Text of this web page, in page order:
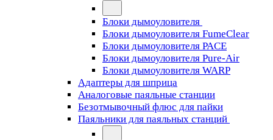
Блоки дымоуловителя
Блоки дымоуловителя FumeClear
Блоки дымоуловителя PACE
Блоки дымоуловителя Pure-Air
Блоки дымоуловителя WARP
Адаптеры для шприца
Аналоговые паяльные станции
Безотмывочный флюс для пайки
Паяльники для паяльных станций